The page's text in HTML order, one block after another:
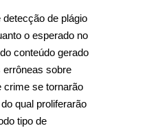
de plágio
o esperado no
conteúdo gerado
sobre
crime se tornarão
qual proliferarão
tipo de